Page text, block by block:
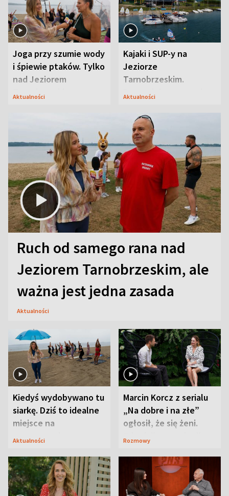
Joga przy szumie wody
i śpiewie ptaków. Tylko
nad Jeziorem
Tarnobrzeskim
Aktualności
Kajaki i SUP-y na
Jeziorze
Tarnobrzeskim.
Przyrodnicy zwracają
Aktualności
Ruch od samego rana nad
Jeziorem Tarnobrzeskim, ale
ważna jest jedna zasada
Aktualności
Kiedyś wydobywano tu
siarkę. Dziś to idealne
miejsce na
wypoczynek
Aktualności
Marcin Korcz z serialu
„Na dobre i na złe”
ogłosił, że się żeni.
Zdradził, co zmienił
Rozmowy